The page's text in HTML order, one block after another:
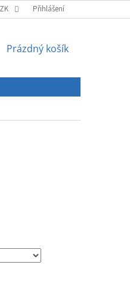
DOPRAVA A PLATBA
Přihlášení
NÁKUPNÍ
Prázdný košík